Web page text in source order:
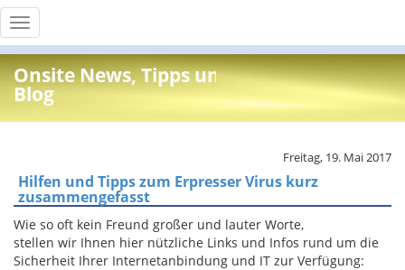
Toggle
navigation
Onsite News, Tipps und Info
Blog
Freitag, 19. Mai 2017
Hilfen und Tipps zum Erpresser Virus kurz
zusammengefasst
Wie so oft kein Freund großer und lauter Worte,
stellen wir Ihnen hier nützliche Links und Infos rund um die
Sicherheit Ihrer Internetanbindung und IT zur Verfügung: